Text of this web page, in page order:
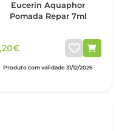
Eucerin Aquaphor
Pomada Repar 7ml
Produto com validade 31/12/2026